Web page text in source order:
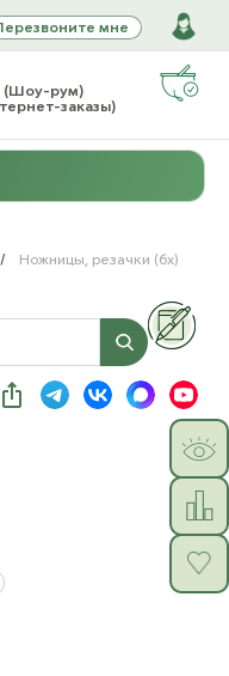
мне
(Шоу-рум)
заказы)
/ Ножницы, резачки (бх)